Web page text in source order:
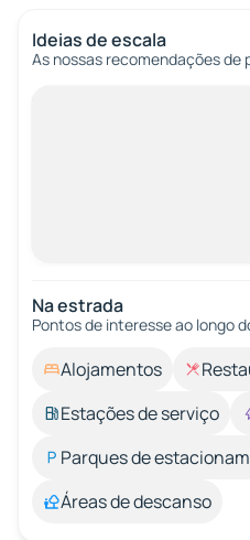
Ideias de escala
As nossas recomendações de
Na estrada
Pontos de interesse ao longo
Alojamentos
Estações de serviço
Parques de
Áreas de descanso